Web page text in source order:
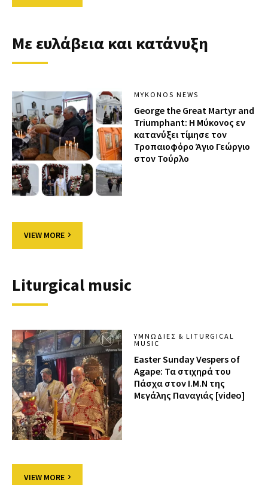
Με ευλάβεια και κατάνυξη
MYKONOS NEWS
George the Great Martyr and
Triumphant: Η Μύκονος εν
κατανύξει τίμησε τον
Τροπαιοφόρο Άγιο Γεώργιο
στον Τούρλο
VIEW MORE
Liturgical music
ΥΜΝΩΔΊΕΣ & LITURGICAL
MUSIC
Easter Sunday Vespers of
Agape: Τα στιχηρά του
Πάσχα στον Ι.Μ.Ν της
Μεγάλης Παναγιάς [video]
VIEW MORE